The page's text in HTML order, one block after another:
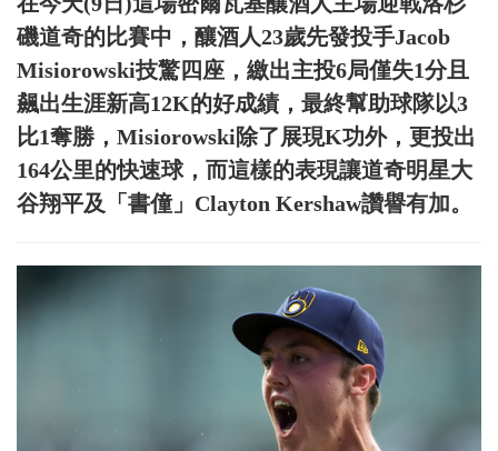
磯道奇的比賽中，釀酒人23歲先發投手Jacob
Misiorowski技驚四座，繳出主投6局僅失1分且
飆出生涯新高12K的好成績，最終幫助球隊以3
比1奪勝，Misiorowski除了展現K功外，更投出
164公里的快速球，而這樣的表現讓道奇明星大
谷翔平及「書僮」Clayton Kershaw讚譽有加。